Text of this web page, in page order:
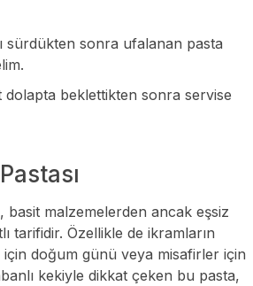
sürdükten sonra ufalanan pasta
dolapta beklettikten sonra servise
, basit malzemelerden ancak eşsiz
tarifidir. Özellikle de ikramların
doğum günü veya misafirler için
kekiyle dikkat çeken bu pasta,